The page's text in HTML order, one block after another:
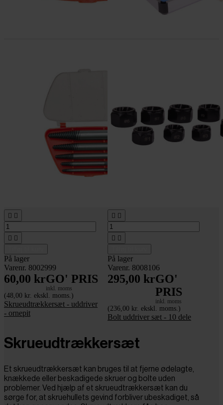
 
 
På lager
Varenr. 8002999
60,00 krGO' PRIS
inkl. moms
(48,00 kr. ekskl. moms.)
Skrueudtrækkersæt - uddriver
- ornepit
 
 
På lager
Varenr. 8008106
295,00 krGO'
PRIS
inkl. moms
(236,00 kr. ekskl. moms.)
Bolt uddriver sæt - 10 dele
Skrueudtrækkersæt
Et skrueudtrækkersæt kan bruges til at fjerne ødelagte,
knækkede eller beskadigede skruer og bolte uden
problemer. Ved hjælp af et skrueudtrækkersæt kan du
sørge for, at skruehullets gevind forbliver ubeskadiget, så